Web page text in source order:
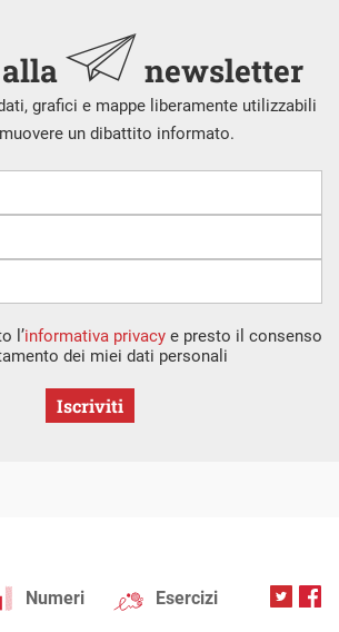
newsletter
grafici e mappe liberamente utilizzabili
un dibattito informato.
l’informativa privacy e presto il consenso
dei miei dati personali
Iscriviti
Numeri Esercizi